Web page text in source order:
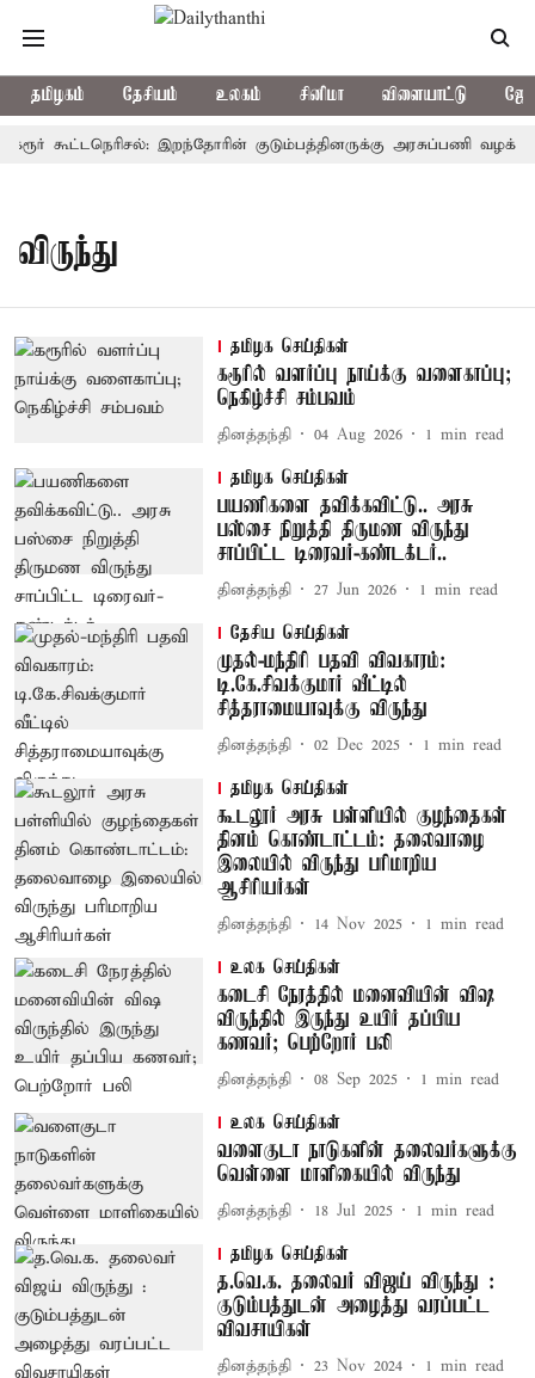
தமிழகம் தேசியம் உலகம் சினிமா விளையாட்டு
கரூர் கூட்டநெரிசல்: இறந்தோரின் குடும்பத்தினருக்கு அரசுப்பணி
விருந்து
தமிழக செய்திகள்
கரூரில் வளர்ப்பு நாய்க்கு வளைகாப்பு;
நெகிழ்ச்சி சம்பவம்
தினத்தந்தி 04 Aug 2026 1 min read
தமிழக செய்திகள்
பயணிகளை தவிக்கவிட்டு.. அரசு
பஸ்சை நிறுத்தி திருமண விருந்து
சாப்பிட்ட டிரைவர்-கண்டக்டர்..
தினத்தந்தி 27 Jun 2026 1 min read
தேசிய செய்திகள்
முதல்-மந்திரி பதவி விவகாரம்:
டி.கே.சிவக்குமார் வீட்டில்
சித்தராமையாவுக்கு விருந்து
தினத்தந்தி 02 Dec 2025 1 min read
தமிழக செய்திகள்
கூடலூர் அரசு பள்ளியில் குழந்தைகள்
தினம் கொண்டாட்டம்: தலைவாழை
இலையில் விருந்து பரிமாறிய
ஆசிரியர்கள்
தினத்தந்தி 14 Nov 2025 1 min read
உலக செய்திகள்
கடைசி நேரத்தில் மனைவியின் விஷ
விருந்தில் இருந்து உயிர் தப்பிய
கணவர்; பெற்றோர் பலி
தினத்தந்தி 08 Sep 2025 1 min read
உலக செய்திகள்
வளைகுடா நாடுகளின் தலைவர்களுக்கு
வெள்ளை மாளிகையில் விருந்து
தினத்தந்தி 18 Jul 2025 1 min read
தமிழக செய்திகள்
த.வெ.க. தலைவர் விஜய் விருந்து :
குடும்பத்துடன் அழைத்து வரப்பட்ட
விவசாயிகள்
தினத்தந்தி 23 Nov 2024 1 min read